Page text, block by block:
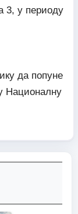
3, у периоду
да попуне
Националну